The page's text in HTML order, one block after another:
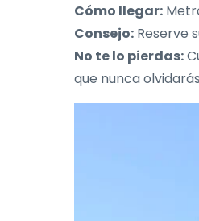
Cómo llegar:
Consejo: Reserve
No te lo pierdas:
que nunca